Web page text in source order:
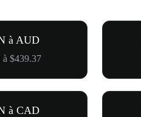
à AUD
$439.37
à CAD